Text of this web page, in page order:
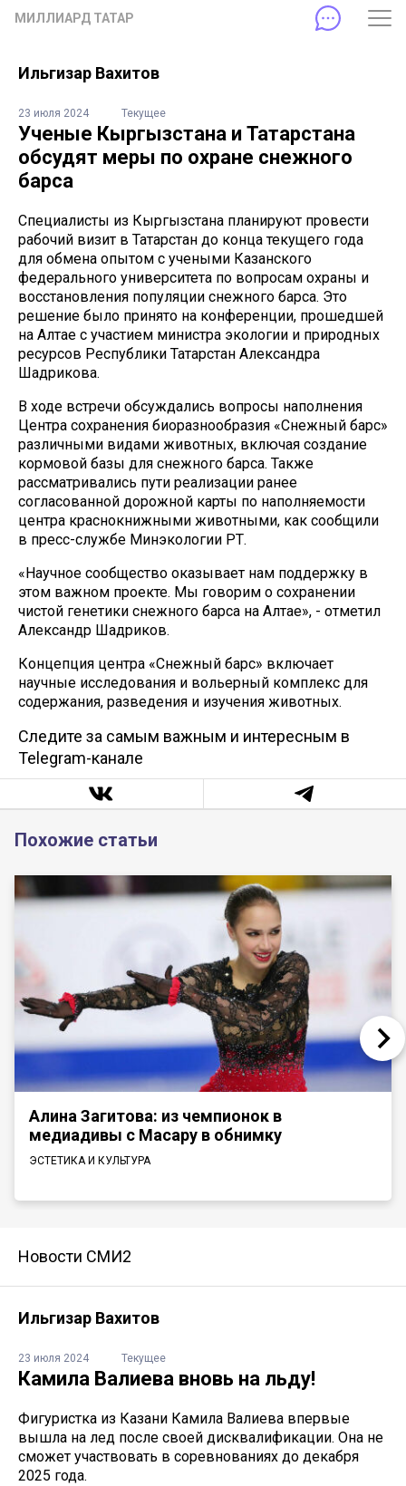
МИЛЛИАРД ТАТАР
Ильгизар Вахитов
23 июля 2024 Текущее
Ученые Кыргызстана и Татарстана
обсудят меры по охране снежного
барса
Специалисты из Кыргызстана планируют провести
рабочий визит в Татарстан до конца текущего года
для обмена опытом с учеными Казанского
федерального университета по вопросам охраны и
восстановления популяции снежного барса. Это
решение было принято на конференции, прошедшей
на Алтае с участием министра экологии и природных
ресурсов Республики Татарстан Александра
Шадрикова.
В ходе встречи обсуждались вопросы наполнения
Центра сохранения биоразнообразия «Снежный барс»
различными видами животных, включая создание
кормовой базы для снежного барса. Также
рассматривались пути реализации ранее
согласованной дорожной карты по наполняемости
центра краснокнижными животными, как сообщили
в пресс-службе Минэкологии РТ.
«Научное сообщество оказывает нам поддержку в
этом важном проекте. Мы говорим о сохранении
чистой генетики снежного барса на Алтае», - отметил
Александр Шадриков.
Концепция центра «Снежный барс» включает
научные исследования и вольерный комплекс для
содержания, разведения и изучения животных.
Следите за самым важным и интересным в
Telegram-канале
Похожие статьи
Алина Загитова: из чемпионок в
медиадивы с Масару в обнимку
ЭСТЕТИКА И КУЛЬТУРА
Новости СМИ2
Ильгизар Вахитов
23 июля 2024 Текущее
Камила Валиева вновь на льду!
Фигуристка из Казани Камила Валиева впервые
вышла на лед после своей дисквалификации. Она не
сможет участвовать в соревнованиях до декабря
2025 года.